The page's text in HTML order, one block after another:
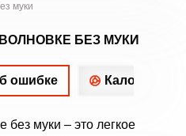
муки
БЕЗ МУКИ
ошибке
без муки – это легкое